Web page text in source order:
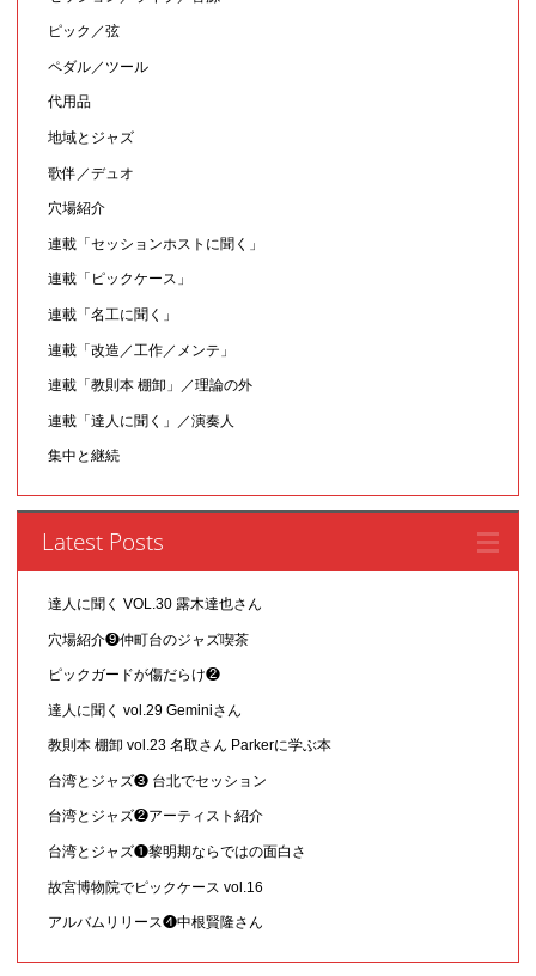
ピック／弦
ペダル／ツール
代用品
地域とジャズ
歌伴／デュオ
穴場紹介
連載「セッションホストに聞く」
連載「ピックケース」
連載「名工に聞く」
連載「改造／工作／メンテ」
連載「教則本 棚卸」／理論の外
連載「達人に聞く」／演奏人
集中と継続
Latest Posts
達人に聞く VOL.30 露木達也さん
穴場紹介❾仲町台のジャズ喫茶
ピックガードが傷だらけ❷
達人に聞く vol.29 Geminiさん
教則本 棚卸 vol.23 名取さん Parkerに学ぶ本
台湾とジャズ❸ 台北でセッション
台湾とジャズ❷アーティスト紹介
台湾とジャズ❶黎明期ならではの面白さ
故宮博物院でピックケース vol.16
アルバムリリース❹中根賢隆さん